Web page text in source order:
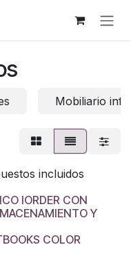
Mobiliario
incluidos
IORDER CON
Y
COLOR